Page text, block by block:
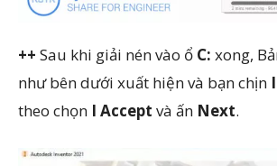
++ Sau khi giải nén vào ổ C: xong,
như bên dưới xuất hiện và bạn chịn
theo chọn I Accept và ấn Next.